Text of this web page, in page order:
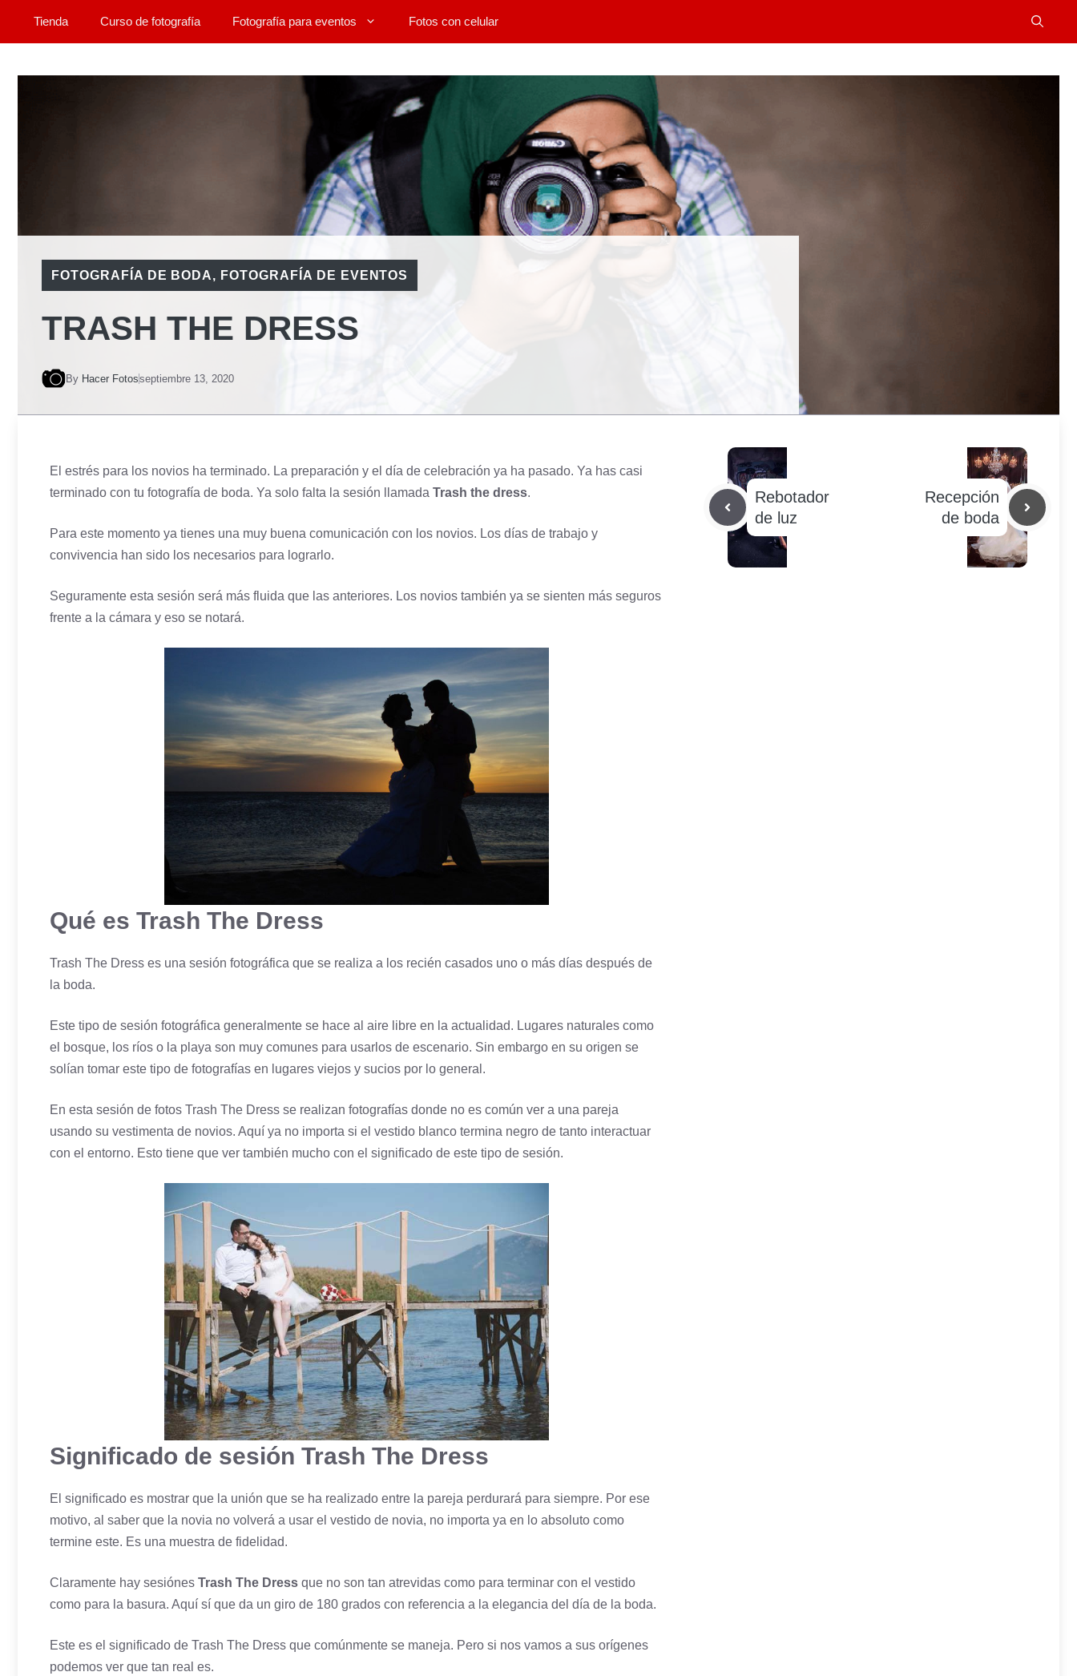
Tienda Curso de fotografía Fotografía para eventos Fotos con celular
FOTOGRAFÍA DE BODA, FOTOGRAFÍA DE EVENTOS
TRASH THE DRESS
By Hacer Fotosseptiembre 13, 2020
El estrés para los novios ha terminado. La preparación y el día de celebración ya ha pasado. Ya has casi
terminado con tu fotografía de boda. Ya solo falta la sesión llamada Trash the dress.
Para este momento ya tienes una muy buena comunicación con los novios. Los días de trabajo y
convivencia han sido los necesarios para lograrlo.
Seguramente esta sesión será más fluida que las anteriores. Los novios también ya se sienten más seguros
frente a la cámara y eso se notará.
Qué es Trash The Dress
Trash The Dress es una sesión fotográfica que se realiza a los recién casados uno o más días después de
la boda.
Este tipo de sesión fotográfica generalmente se hace al aire libre en la actualidad. Lugares naturales como
el bosque, los ríos o la playa son muy comunes para usarlos de escenario. Sin embargo en su origen se
solían tomar este tipo de fotografías en lugares viejos y sucios por lo general.
En esta sesión de fotos Trash The Dress se realizan fotografías donde no es común ver a una pareja
usando su vestimenta de novios. Aquí ya no importa si el vestido blanco termina negro de tanto interactuar
con el entorno. Esto tiene que ver también mucho con el significado de este tipo de sesión.
Significado de sesión Trash The Dress
El significado es mostrar que la unión que se ha realizado entre la pareja perdurará para siempre. Por ese
motivo, al saber que la novia no volverá a usar el vestido de novia, no importa ya en lo absoluto como
termine este. Es una muestra de fidelidad.
Claramente hay sesiónes Trash The Dress que no son tan atrevidas como para terminar con el vestido
como para la basura. Aquí sí que da un giro de 180 grados con referencia a la elegancia del día de la boda.
Este es el significado de Trash The Dress que comúnmente se maneja. Pero si nos vamos a sus orígenes
podemos ver que tan real es.
Rebotador
de luz
Recepción
de boda